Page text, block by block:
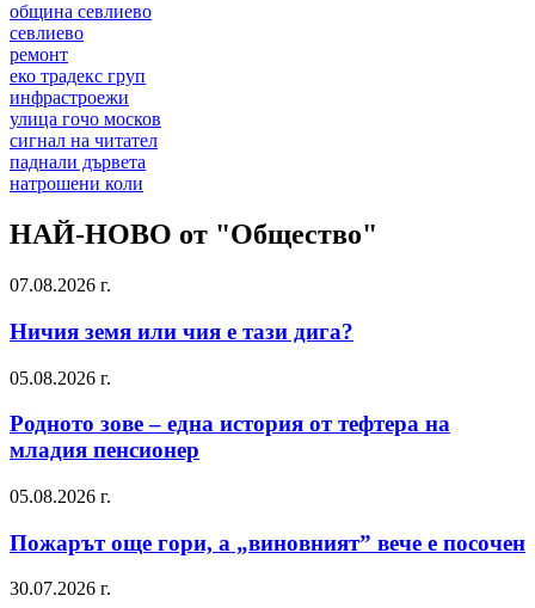
община севлиево
севлиево
ремонт
еко традекс груп
инфрастроежи
улица гочо москов
сигнал на читател
паднали дървета
натрошени коли
НАЙ-НОВО от "Общество"
07.08.2026 г.
Ничия земя или чия е тази дига?
05.08.2026 г.
Родното зове – една история от тефтера на
младия пенсионер
05.08.2026 г.
Пожарът още гори, а „виновният” вече е посочен
30.07.2026 г.